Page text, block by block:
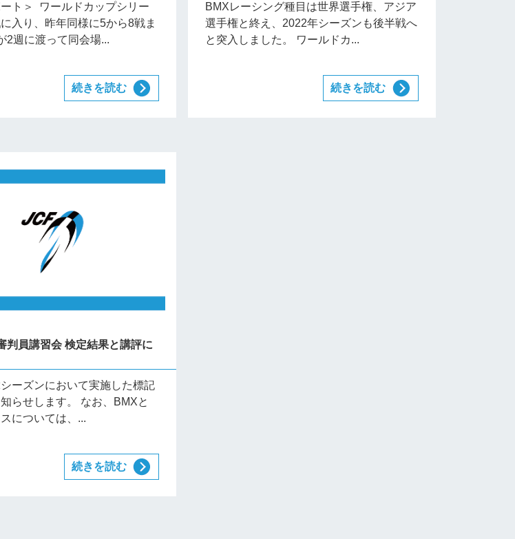
ート＞ ワールドカップシリー
入り、昨年同様に5から8戦ま
2週に渡って同会場...
続きを読む
BMXレーシング種目は世界選手権、アジア
選手権と終え、2022年シーズンも後半戦へ
と突入しました。 ワールドカ...
続きを読む
判員講習会 検定結果と講評に
ーズンにおいて実施した標記
らせします。 なお、BMXと
については、...
続きを読む